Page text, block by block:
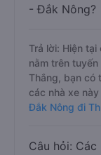
- Đắk Nông?
Trả lời: Hiện
nằm trên
Thắng, bạn có
các nhà xe
Đắk Nông đi
Câu hỏi: